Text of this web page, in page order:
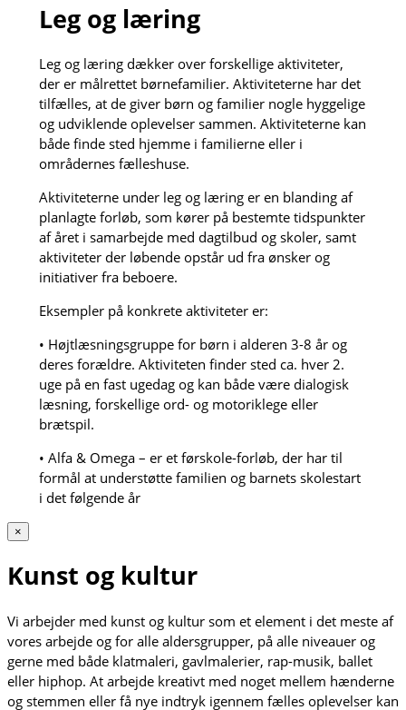
Leg og læring
Leg og læring dækker over forskellige aktiviteter,
der er målrettet børnefamilier. Aktiviteterne har det
tilfælles, at de giver børn og familier nogle hyggelige
og udviklende oplevelser sammen. Aktiviteterne kan
både finde sted hjemme i familierne eller i
områdernes fælleshuse.
Aktiviteterne under leg og læring er en blanding af
planlagte forløb, som kører på bestemte tidspunkter
af året i samarbejde med dagtilbud og skoler, samt
aktiviteter der løbende opstår ud fra ønsker og
initiativer fra beboere.
Eksempler på konkrete aktiviteter er:
• Højtlæsningsgruppe for børn i alderen 3-8 år og
deres forældre. Aktiviteten finder sted ca. hver 2.
uge på en fast ugedag og kan både være dialogisk
læsning, forskellige ord- og motoriklege eller
brætspil.
• Alfa & Omega – er et førskole-forløb, der har til
formål at understøtte familien og barnets skolestart
i det følgende år
×
Kunst og kultur
Vi arbejder med kunst og kultur som et element i det meste af
vores arbejde og for alle aldersgrupper, på alle niveauer og
gerne med både klatmaleri, gavlmalerier, rap-musik, ballet
eller hiphop. At arbejde kreativt med noget mellem hænderne
og stemmen eller få nye indtryk igennem fælles oplevelser kan